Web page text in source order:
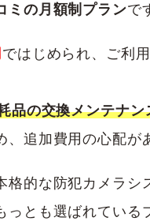
ミの月額制プランで
ではじめられ、ご利
品の交換メンテナン
、追加費用の心配が
格的な防犯カメラシ
っとも選ばれている